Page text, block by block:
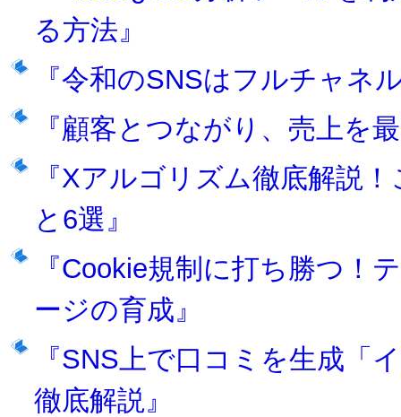
る方法』
『令和のSNSはフルチャネ
『顧客とつながり、売上を
『Xアルゴリズム徹底解説
と6選』
『Cookie規制に打ち勝つ！
ージの育成』
『SNS上で口コミを生成「
徹底解説』